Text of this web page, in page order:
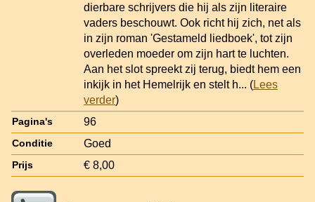
dierbare schrijvers die hij als zijn literaire
vaders beschouwt. Ook richt hij zich, net als
in zijn roman 'Gestameld liedboek', tot zijn
overleden moeder om zijn hart te luchten.
Aan het slot spreekt zij terug, biedt hem een
inkijk in het Hemelrijk en stelt h... (Lees
verder)
Pagina's 96
Conditie Goed
Prijs € 8,00